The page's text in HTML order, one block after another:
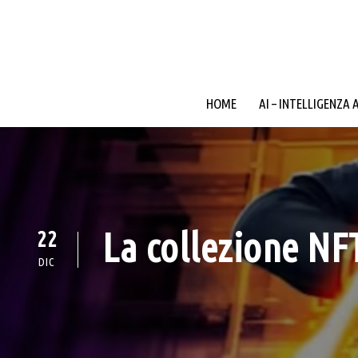
HOME AI – INTELLIGENZA
22
DIC La collezione